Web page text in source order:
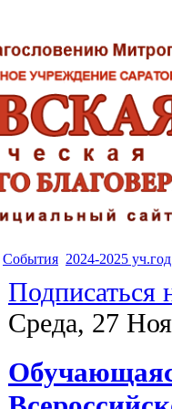
События 2024-2025 уч.год
Подписаться
Среда, 27